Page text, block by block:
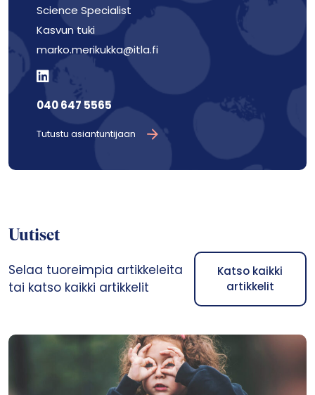
Science Specialist
Kasvun tuki
marko.merikukka@itla.fi
040 647 5565
Tutustu asiantuntijaan
Uutiset
Selaa tuoreimpia artikkeleita
tai katso kaikki artikkelit
Katso kaikki
artikkelit